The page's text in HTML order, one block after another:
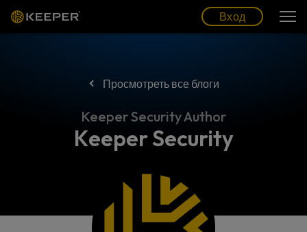
Вход
Просмотреть все блоги
Keeper Security Author
Keeper Security